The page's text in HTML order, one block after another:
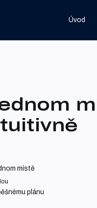
Úvod
místě
plánu